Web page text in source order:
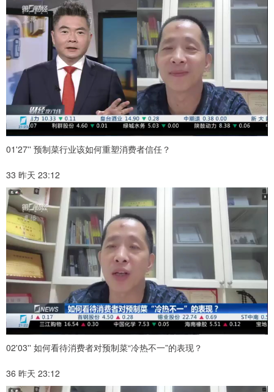
01'27'' 预制菜行业该如何重塑消费者信任？
33 昨天 23:12
02'03'' 如何看待消费者对预制菜“冷热不一”的表现？
36 昨天 23:12